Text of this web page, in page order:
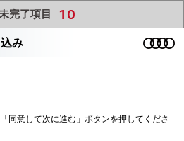
み
同意して次に進む」ボタンを押してくださ
完了項目 10